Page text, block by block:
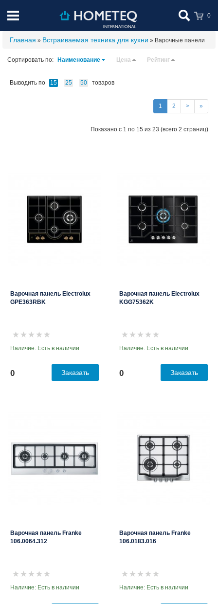
0
Главная » Встраиваемая техника для кухни » Варочные панели
Сортировать по: Наименование Цена Рейтинг
Выводить по 15 25 50 товаров
1 2 > »
Показано с 1 по 15 из 23 (всего 2 страниц)
Варочная панель Electrolux
GPE363RBK
Наличие: Есть в наличии
0 Заказать
Варочная панель Electrolux
KGG75362K
Наличие: Есть в наличии
0 Заказать
Варочная панель Franke
106.0064.312
Наличие: Есть в наличии
Варочная панель Franke
106.0183.016
Наличие: Есть в наличии